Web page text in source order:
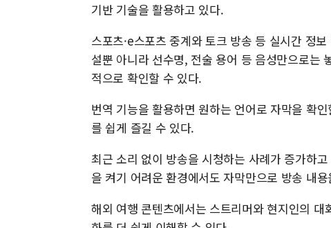
기반 기술을 활용하고 있다.
스포츠·e스포츠 중계와 토크 방송 등 실시간 정
설뿐 아니라 선수명, 전술 용어 등 음성만으로는
적으로 확인할 수 있다.
번역 기능을 활용하면 원하는 언어로 자막을 확
를 쉽게 즐길 수 있다.
최근 소리 없이 방송을 시청하는 사례가 증가하
을 켜기 어려운 환경에서도 자막만으로 방송 내
해외 여행 콘텐츠에서는 스트리머와 현지인의